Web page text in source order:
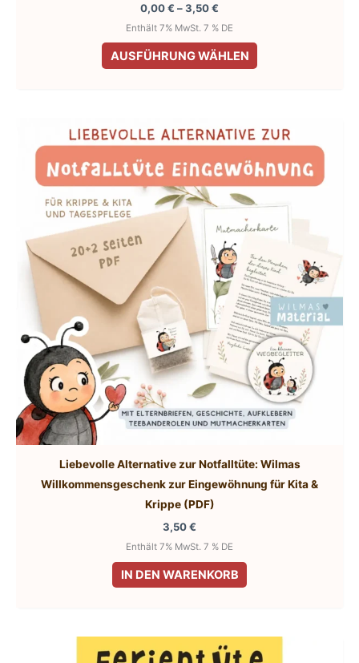
0,00€ –3,50€
bis
Enthält 7% MwSt. 7 % DE
AUSFÜHRUNG WÄHLEN
Dieses
Produkt
Varianten
Die
können
der
Produktseite
gewählt
werden
Liebevolle Alternative zur Notfalltüte: Wilmas
Willkommensgeschenk zur Eingewöhnung für Kita &
Krippe (PDF)
3,50€
Enthält 7% MwSt. 7 % DE
IN DEN WARENKORB